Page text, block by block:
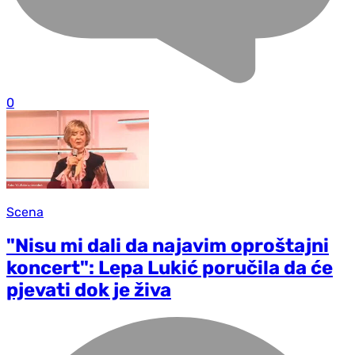
0
Scena
"Nisu mi dali da najavim oproštajni
koncert": Lepa Lukić poručila da će
pjevati dok je živa